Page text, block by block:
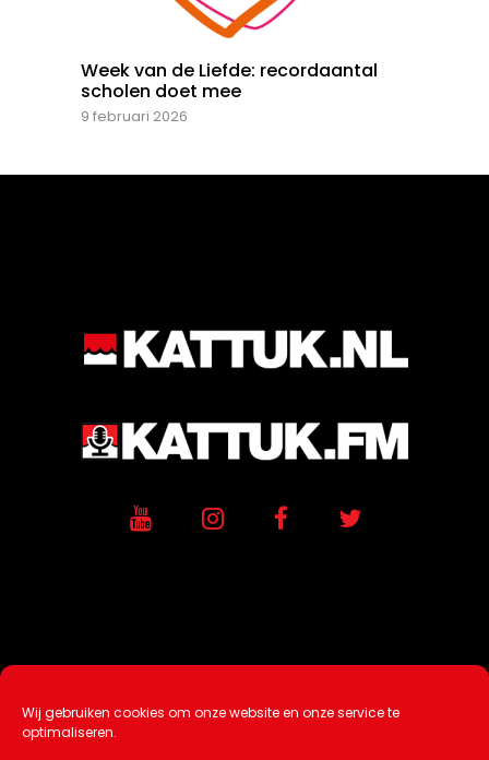
Wij gebruiken cookies om onze website en onze service te
optimaliseren.
Week van de Liefde: recordaantal
scholen doet mee
9 februari 2026
Ontwikkeling / Hosting doorAtSea